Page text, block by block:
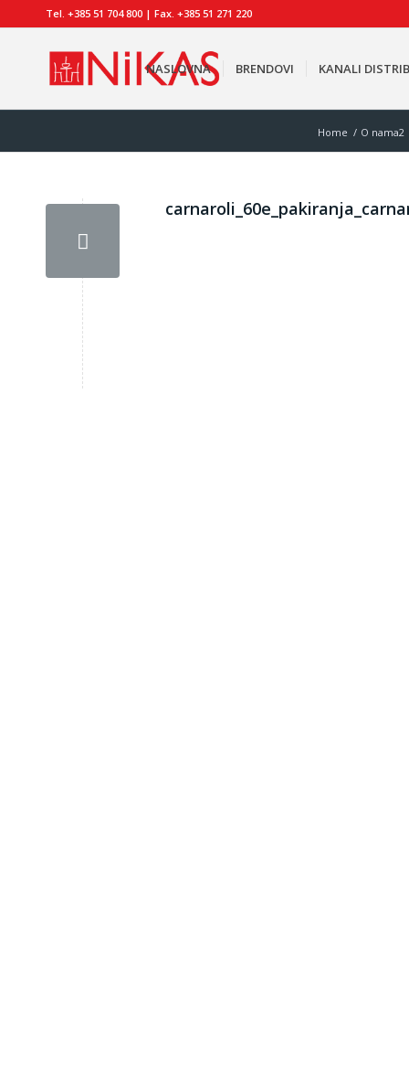
Tel. +385 51 704 800 | Fax. +385 51 271 220
NASLOVNA BRENDOVI KANALI
Home / O nama2